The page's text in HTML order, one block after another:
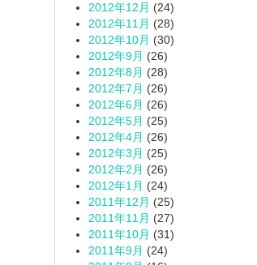
2012年12月 (24)
2012年11月 (28)
2012年10月 (30)
2012年9月 (26)
2012年8月 (28)
2012年7月 (26)
2012年6月 (26)
2012年5月 (25)
2012年4月 (26)
2012年3月 (25)
2012年2月 (26)
2012年1月 (24)
2011年12月 (25)
2011年11月 (27)
2011年10月 (31)
2011年9月 (24)